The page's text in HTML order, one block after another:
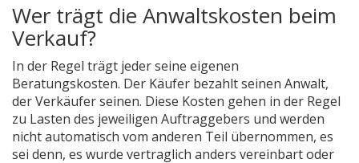
Wer trägt die Anwaltskosten beim
Verkauf?
In der Regel trägt jeder seine eigenen
Beratungskosten. Der Käufer bezahlt seinen Anwalt,
der Verkäufer seinen. Diese Kosten gehen in der Regel
zu Lasten des jeweiligen Auftraggebers und werden
nicht automatisch vom anderen Teil übernommen, es
sei denn, es wurde vertraglich anders vereinbart oder